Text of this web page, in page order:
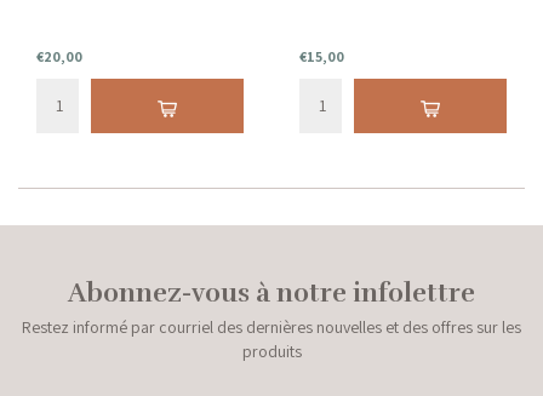
€20,00 €15,00
Abonnez-vous à notre infolettre
Restez informé par courriel des dernières nouvelles et des offres sur les
produits